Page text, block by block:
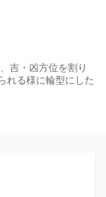
吉・凶方位を割り
れる様に輪型にした